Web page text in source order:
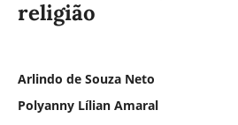
religião
Arlindo de Souza Neto
Polyanny Lí­lian Amaral